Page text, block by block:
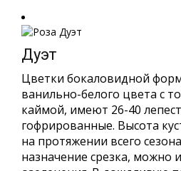
Дуэт
Цветки бокаловидной
ванильно-белого цвета с
каймой, имеют 26-40
гофрированные. Высота
на протяжении всего
назначение срезка, можно